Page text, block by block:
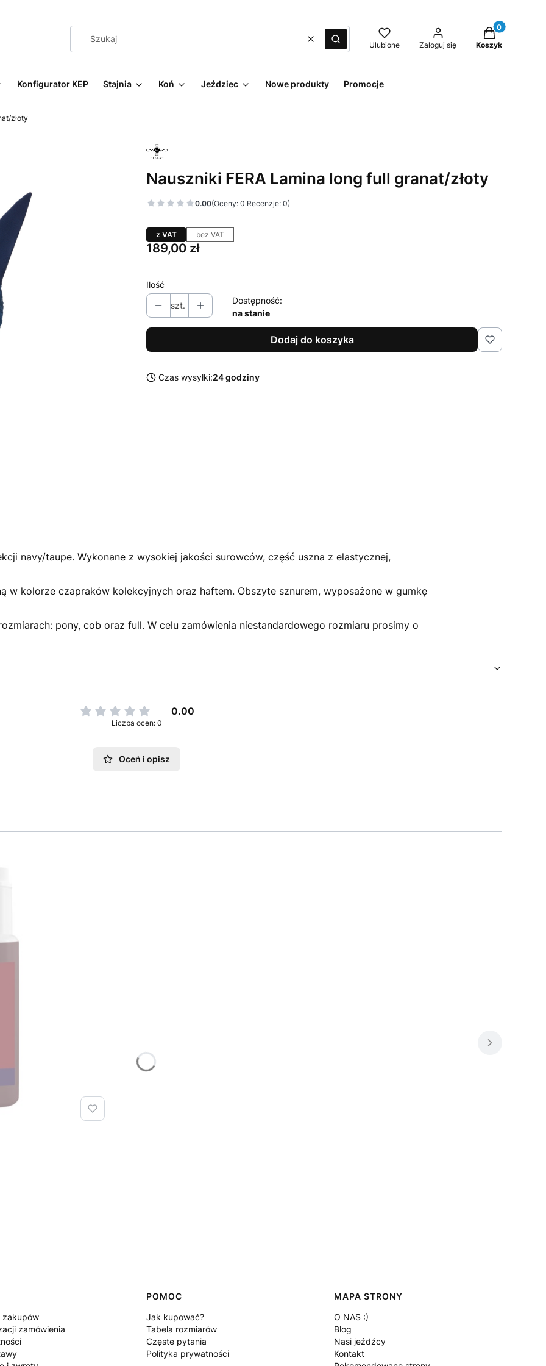
WyczyśćSzukaj Ulubione Zaloguj się
Produkty w
Koszyk
Konfigurator KEP Stajnia Koń Jeździec Nowe produkty Promocje
złoty
Nauszniki FERA Lamina long full granat/złoty
0.00(Oceny: 0 Recenzje: 0)
z VAT bez VAT
Cena
189,00 zł
Ilość
szt.
Dostępność:
na stanie
Dodaj do koszyka
Czas wysyłki:24 godziny
navy/taupe. Wykonane z wysokiej jakości surowców, część uszna z elastycznej,
w kolorze czapraków kolekcyjnych oraz haftem. Obszyte sznurem, wyposażone w gumkę
pony, cob oraz full. W celu zamówienia niestandardowego rozmiaru prosimy o
0.00
Liczba ocen: 0
Oceń i opisz
zakupów
zamówienia
POMOC
Jak kupować?
Tabela rozmiarów
Częste pytania
Polityka prywatności
MAPA STRONY
O NAS :)
Blog
Nasi jeźdźcy
Kontakt